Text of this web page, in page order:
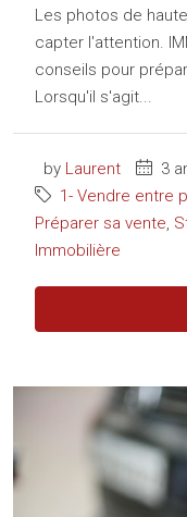
Les photos de
capter l'attention.
conseils pour
Lorsqu'il s'agit...
by Laurent
3
1- Vendre entre
Préparer sa vente,
Immobilière